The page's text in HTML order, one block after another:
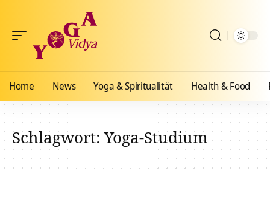
Home News Yoga & Spiritualität Health & Food
Schlagwort:Yoga-Studium